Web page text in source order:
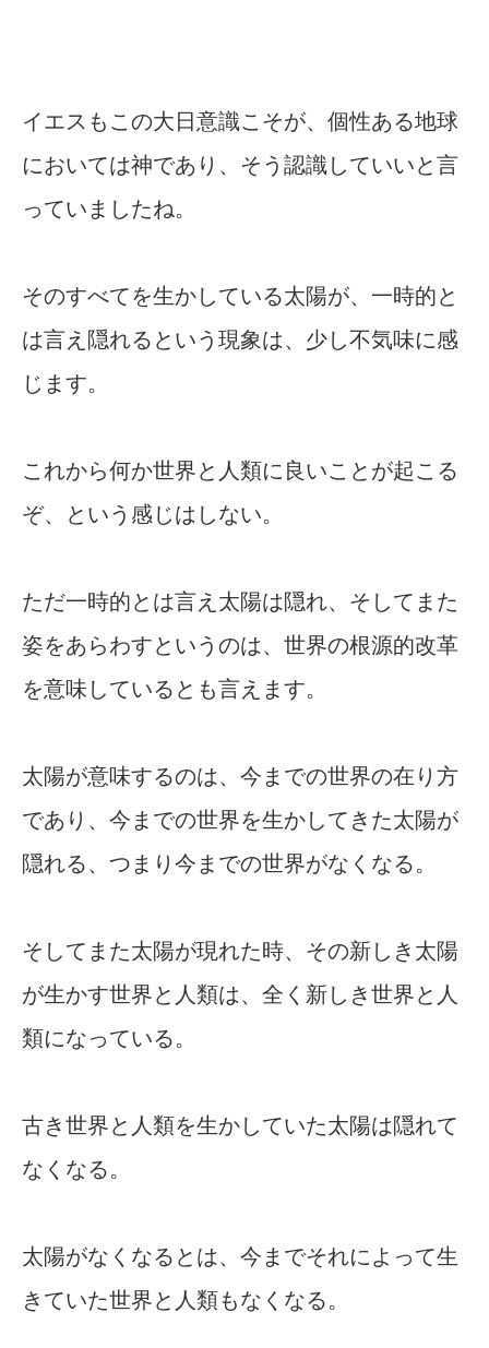
イエスもこの大日意識こそが、個性ある地球
においては神であり、そう認識していいと言
っていましたね。
そのすべてを生かしている太陽が、一時的と
は言え隠れるという現象は、少し不気味に感
じます。
これから何か世界と人類に良いことが起こる
ぞ、という感じはしない。
ただ一時的とは言え太陽は隠れ、そしてまた
姿をあらわすというのは、世界の根源的改革
を意味しているとも言えます。
太陽が意味するのは、今までの世界の在り方
であり、今までの世界を生かしてきた太陽が
隠れる、つまり今までの世界がなくなる。
そしてまた太陽が現れた時、その新しき太陽
が生かす世界と人類は、全く新しき世界と人
類になっている。
古き世界と人類を生かしていた太陽は隠れて
なくなる。
太陽がなくなるとは、今までそれによって生
きていた世界と人類もなくなる。